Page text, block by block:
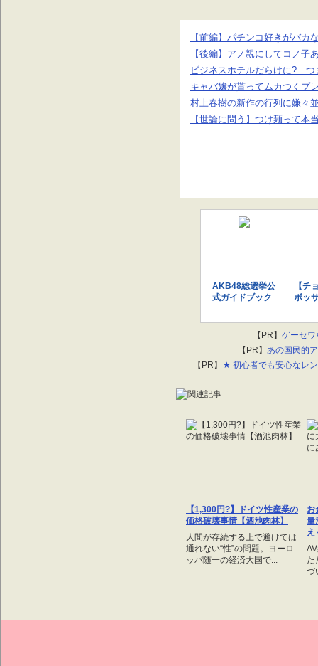
【前編】パチンコ好きがバ
【後編】アノ親にしてコノ子
ビジネスホテルだらけに? つ
キャバ嬢が貰ってムカつくプ
村上春樹の新作の行列に嫌々
【世論に問う】つけ麺って
AKB48総選挙公
式ガイドブック
ay編集部 ]
【
ボッ
【賞
【PR】 ゲーセ
【PR】 あの国民的
【PR】
★ 初心者でも安心なレ
【1,300円?】ドイツ性産業の
価格破壊事情【酒池肉林】
人間が存続する上で避けては
通れない“性”の問題。ヨーロ
ッパ随一の経済大国で...
お
量
え
た
づ